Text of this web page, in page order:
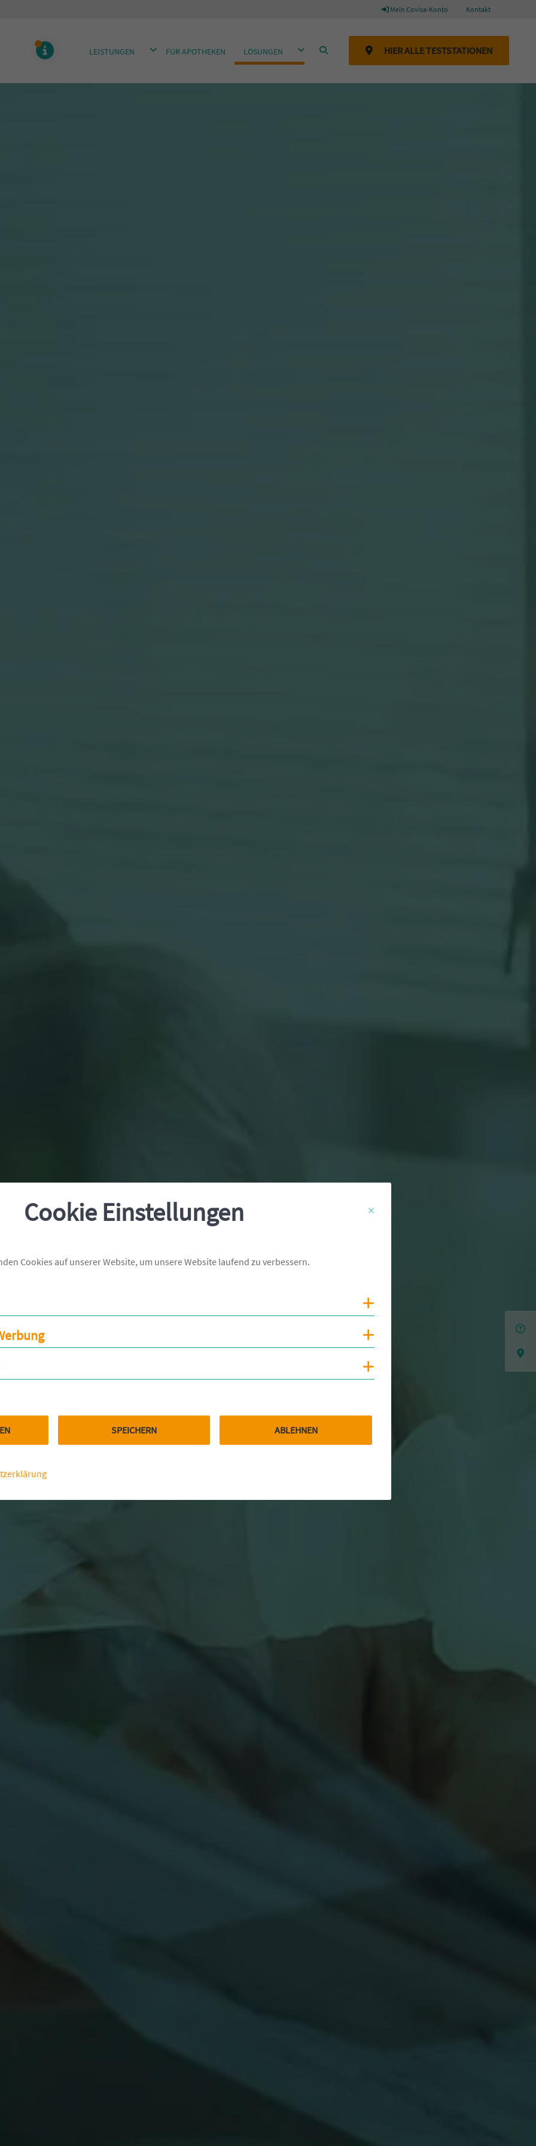
Mein Covisa-Konto Kontakt
LEISTUNGEN DROPDOWN ÖFFNEN
FÜR APOTHEKEN LÖSUNGEN DROPDOWN ÖFFNEN HIER ALLE TESTSTATIONEN
Cookie Einstellungen
Cookies auf unserer Website, um unsere Website laufend zu verbessern.
Cookies anzeigen
SPEICHERN ABLEHNEN